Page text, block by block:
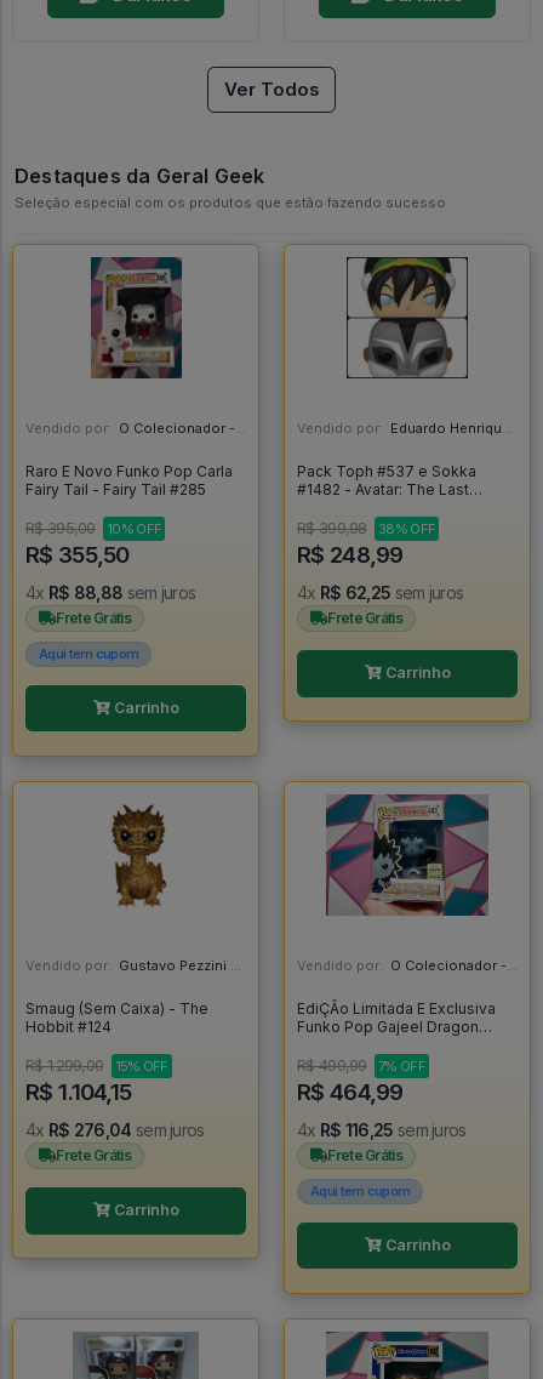
Ver Todos
Destaques da Geral Geek
Seleção especial com os produtos que estão fazendo sucesso
Vendido por: O Colecionador - SP
Raro E Novo Funko Pop Carla
Fairy Tail - Fairy Tail #285
R$ 395,00 10% OFF
R$ 355,50
4x R$ 88,88 sem juros
Frete Grátis
Aqui tem cupom
Carrinho
Vendido por: Eduardo Henrique - SP
Pack Toph #537 e Sokka
#1482 - Avatar: The Last
R$ 399,98
38% OFF
R$ 248,99
4x R$ 62,25 sem juros
Frete Grátis
Carrinho
Vendido por: Gustavo Pezzini - MG
Smaug (Sem Caixa) - The
Hobbit #124
R$ 1.299,00 15% OFF
R$ 1.104,15
4x R$ 276,04 sem juros
Frete Grátis
Carrinho
Vendido por: O Colecionador - SP
EdiÇÃo Limitada E Exclusiva
Funko Pop Gajeel Dragon
R$ 499,99
7% OFF
R$ 464,99
4x R$ 116,25 sem juros
Frete Grátis
Aqui tem cupom
Carrinho